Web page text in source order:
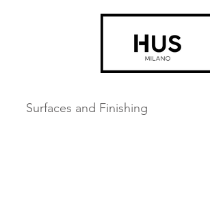
Surfaces and Finishing